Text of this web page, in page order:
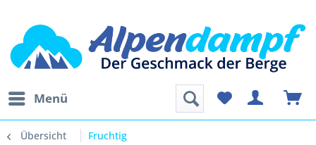
Menü
Übersicht Fruchtig